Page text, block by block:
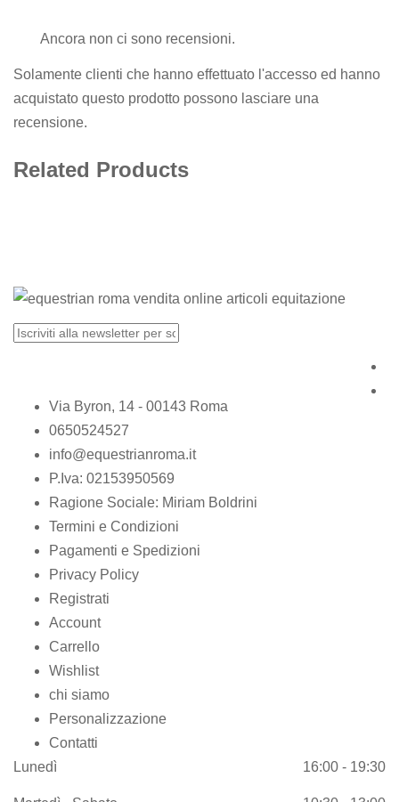
Ancora non ci sono recensioni.
Solamente clienti che hanno effettuato l'accesso ed hanno
acquistato questo prodotto possono lasciare una
recensione.
Related Products
Via Byron, 14 - 00143 Roma
0650524527
info@equestrianroma.it
P.Iva: 02153950569
Ragione Sociale: Miriam Boldrini
Termini e Condizioni
Pagamenti e Spedizioni
Privacy Policy
Registrati
Account
Carrello
Wishlist
chi siamo
Personalizzazione
Contatti
Lunedì
16:00 - 19:30